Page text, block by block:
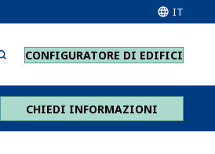
IT
CONFIGURATORE DI EDIFICI
CHIEDI INFORMAZIONI